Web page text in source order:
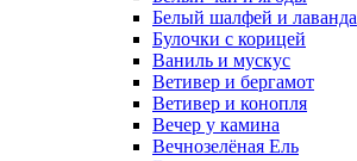
Белый шалфей и лаванда
Булочки с корицей
Ваниль и мускус
Ветивер и бергамот
Ветивер и конопля
Вечер у камина
Вечнозелёная Ель